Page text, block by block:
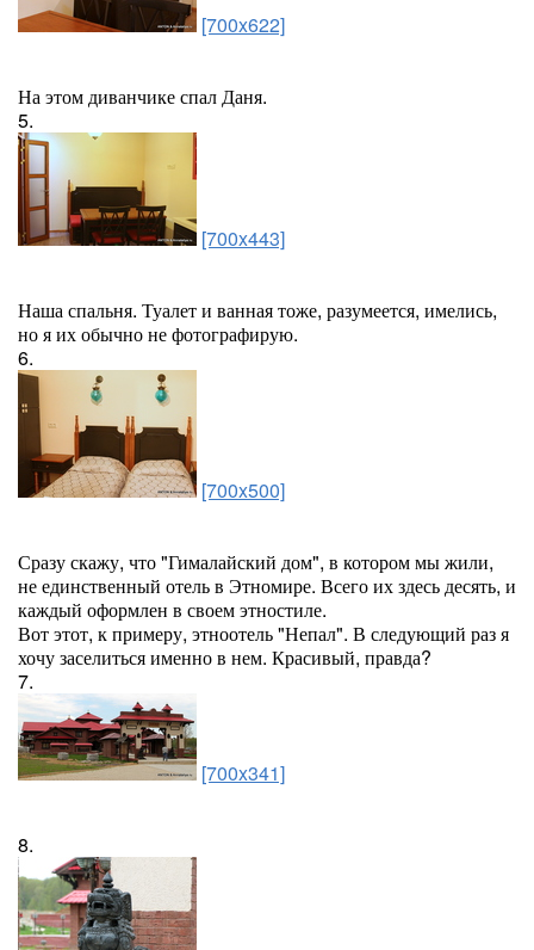
[700x622]
На этом диванчике спал Даня.
5.
[700x443]
Наша спальня. Туалет и ванная тоже, разумеется, имелись,
но я их обычно не фотографирую.
6.
[700x500]
Сразу скажу, что "Гималайский дом", в котором мы жили,
не единственный отель в Этномире. Всего их здесь десять, и
каждый оформлен в своем этностиле.
Вот этот, к примеру, этноотель "Непал". В следующий раз я
хочу заселиться именно в нем. Красивый, правда?
7.
[700x341]
8.